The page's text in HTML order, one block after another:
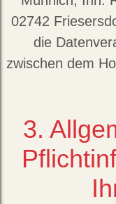
02742
die
zwischen dem
3.